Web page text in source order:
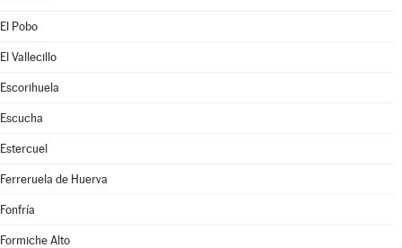
El Pobo
El Vallecillo
Escorihuela
Escucha
Estercuel
Ferreruela de Huerva
Fonfría
Formiche Alto